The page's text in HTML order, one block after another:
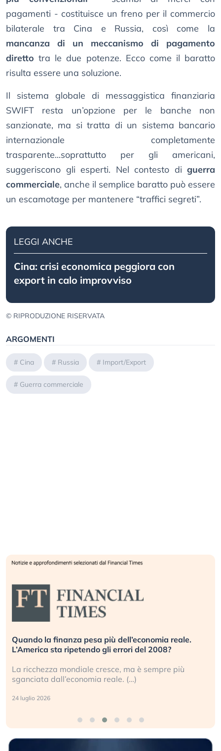
pagamenti - costituisce un freno per il commercio
bilaterale tra Cina e Russia, così come la
mancanza di un meccanismo di pagamento
diretto tra le due potenze. Ecco come il baratto
risulta essere una soluzione.
Il sistema globale di messaggistica finanziaria
SWIFT resta un’opzione per le banche non
sanzionate, ma si tratta di un sistema bancario
internazionale completamente
trasparente...soprattutto per gli americani,
suggeriscono gli esperti. Nel contesto di guerra
commerciale, anche il semplice baratto può essere
un escamotage per mantenere “traffici segreti”.
LEGGI ANCHE
Cina: crisi economica peggiora con
export in calo improvviso
© RIPRODUZIONE RISERVATA
ARGOMENTI
# Cina # Russia # Import/Export
# Guerra commerciale
Quando la finanza pesa più dell’economia reale.
L’America sta ripetendo gli errori del 2008?
La ricchezza mondiale cresce, ma è sempre più
sganciata dall’economia reale. (…)
24 luglio 2026